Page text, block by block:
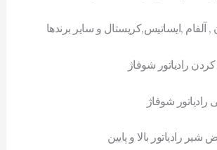
, آلفام ,ایساتیس,کریستال و سایر برندها
رادیاتور شوفاژ
شوفاژ
رادیاتور بالا و پایین